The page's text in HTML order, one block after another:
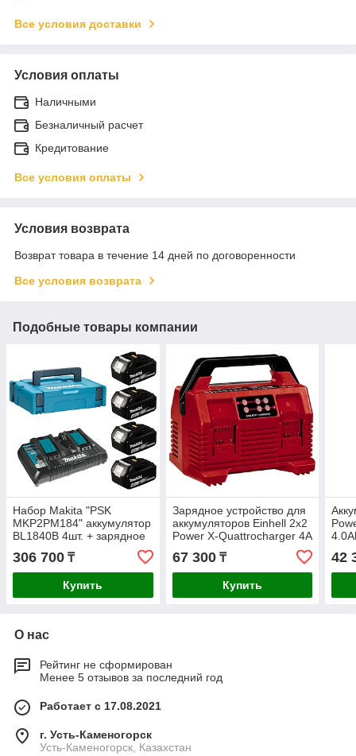
Все условия доставки
Условия оплаты
Наличными
Безналичный расчет
Кредитование
Все условия оплаты
Условия возврата
Возврат товара в течение 14 дней по договоренности
Все условия возврата
Подобные товары компании
Набор Makita "PSK
MKP2PM184" аккумулятор
BL1840B 4шт. + зарядное
устройство DC18RD +
кейс Makpac 2 198489-5
306 700 ₸
Купить
Зарядное устройство для
аккумуляторов Einhell 2x2
Power X-Quattrocharger 4A
67 300₸
Купить
42
О нас
Рейтинг не сформирован
Менее 5 отзывов за последний год
Работает с 17.08.2021
г. Усть-Каменогорск
Усть-Каменогорск, Казахстан